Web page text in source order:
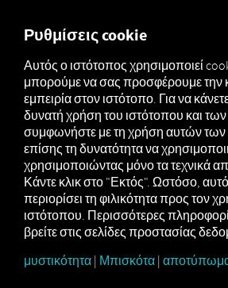
Marketplace Connectors S3PWeb
S3PWEB
Σύνδεση με εξωτερικό
Χρησιμοποιείτε ήδη τις
Ρυθμίσεις cookie
Αυτός ο ιστότοπος χρησιμοποιεί
μπορούμε να σας προσφέρουμε την
εμπειρία στον ιστότοπο. Για να
δυνατή χρήση του ιστότοπου και
συμφωνήστε με τη χρήση αυτών των
επίσης τη δυνατότητα να
χρησιμοποιώντας μόνο τα τεχνικά
Κάντε κλικ στο "Εκτός". Ωστόσο,
περιορίσει τη φιλικότητα προς τον
ιστότοπου. Περισσότερες
βρείτε στις σελίδες προστασίας
μυστικότητα | Μπισκότα |